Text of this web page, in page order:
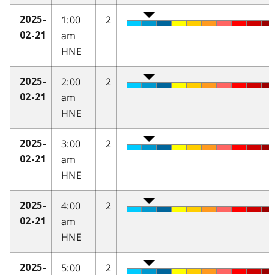
2025-
02-21
1:00
am
HNE
2
2025-
02-21
2:00
am
HNE
2
2025-
02-21
3:00
am
HNE
2
2025-
02-21
4:00
am
HNE
2
2025-
5:00
2